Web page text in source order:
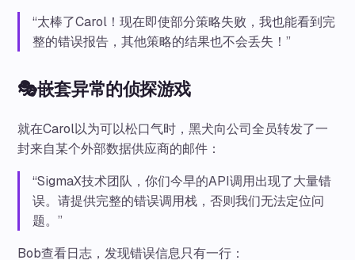
“太棒了Carol！现在即使部分策略失败，我也能看到完
整的错误报告，其他策略的结果也不会丢失！”
🎭嵌套异常的侦探游戏
就在Carol以为可以松口气时，黑犬向公司全员转发了一
封来自某个外部数据供应商的邮件：
“SigmaX技术团队，你们今早的API调用出现了大量错
误。请提供完整的错误调用栈，否则我们无法定位问
题。”
Bob查看日志，发现错误信息只有一行：